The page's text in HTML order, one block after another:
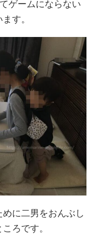
ゲームにならない
す。
に二男をおんぶし
ろです。